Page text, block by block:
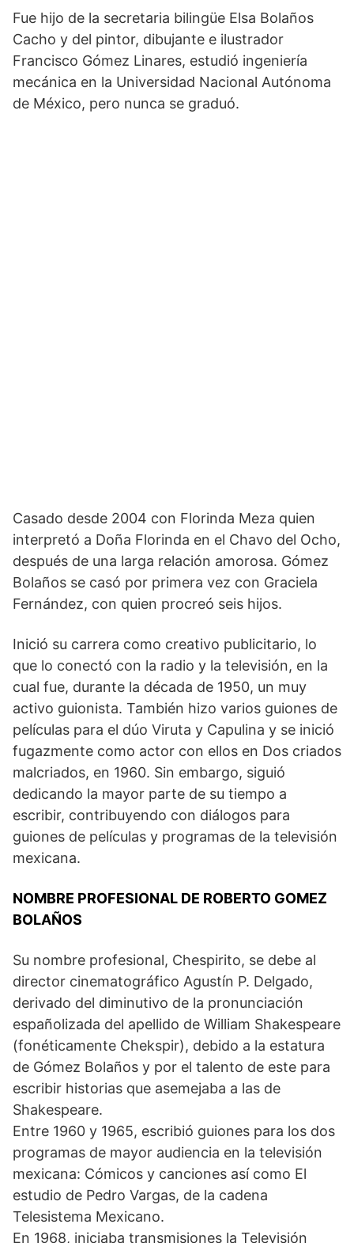
Fue hijo de la secretaria bilingüe Elsa Bolaños
Cacho y del pintor, dibujante e ilustrador
Francisco Gómez Linares, estudió ingeniería
mecánica en la Universidad Nacional Autónoma
de México, pero nunca se graduó.
Casado desde 2004 con Florinda Meza quien
interpretó a Doña Florinda en el Chavo del Ocho,
después de una larga relación amorosa. Gómez
Bolaños se casó por primera vez con Graciela
Fernández, con quien procreó seis hijos.
Inició su carrera como creativo publicitario, lo
que lo conectó con la radio y la televisión, en la
cual fue, durante la década de 1950, un muy
activo guionista. También hizo varios guiones de
películas para el dúo Viruta y Capulina y se inició
fugazmente como actor con ellos en Dos criados
malcriados, en 1960. Sin embargo, siguió
dedicando la mayor parte de su tiempo a
escribir, contribuyendo con diálogos para
guiones de películas y programas de la televisión
mexicana.
NOMBRE PROFESIONAL DE ROBERTO GOMEZ
BOLAÑOS
Su nombre profesional, Chespirito, se debe al
director cinematográfico Agustín P. Delgado,
derivado del diminutivo de la pronunciación
españolizada del apellido de William Shakespeare
(fonéticamente Chekspir), debido a la estatura
de Gómez Bolaños y por el talento de este para
escribir historias que asemejaba a las de
Shakespeare.
Entre 1960 y 1965, escribió guiones para los dos
programas de mayor audiencia en la televisión
mexicana: Cómicos y canciones así como El
estudio de Pedro Vargas, de la cadena
Telesistema Mexicano.
En 1968, iniciaba transmisiones la Televisión